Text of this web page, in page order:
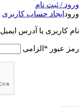
ورود / ثبت نام
ورود ایجاد حساب کاربری
نام کاربری یا آدرس ایمیل
رمز عبور * الزامی